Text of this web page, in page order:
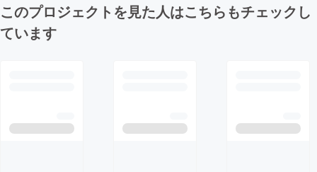
このプロジェクトを見た人はこちらもチェックし
ています